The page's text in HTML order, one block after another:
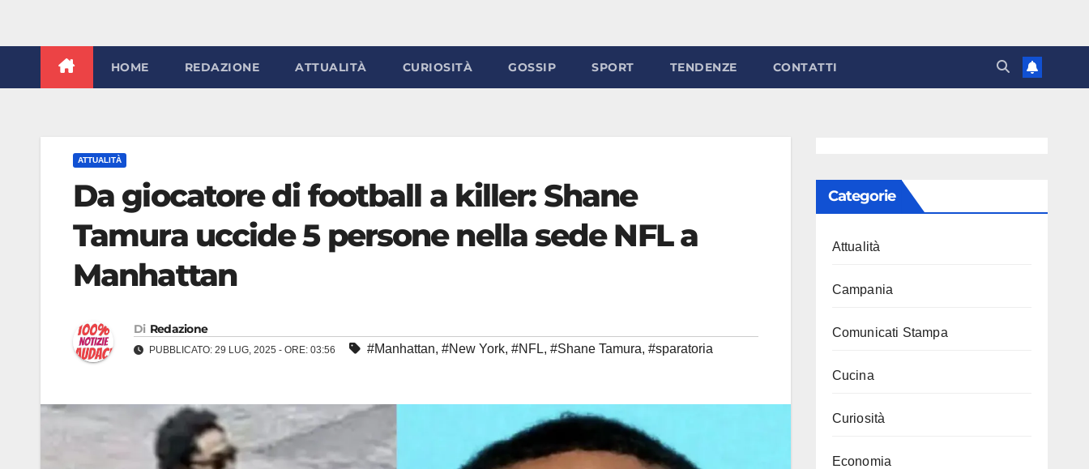
HOME REDAZIONE ATTUALITÀ CURIOSITÀ GOSSIP SPORT TENDENZE CONTATTI
ATTUALITÀ
Da giocatore di football a killer: Shane
Tamura uccide 5 persone nella sede NFL a
Manhattan
Di Redazione
PUBBLICATO: 29 LUG, 2025 - ORE: 03:56 #Manhattan, #New York, #NFL, #Shane Tamura, #sparatoria
Categorie
Attualità
Campania
Comunicati Stampa
Cucina
Curiosità
Economia